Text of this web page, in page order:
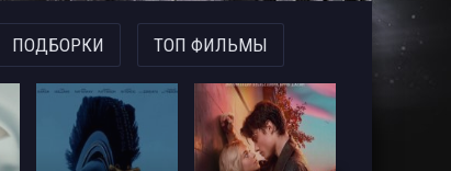
ПОДБОРКИ ТОП ФИЛЬМЫ